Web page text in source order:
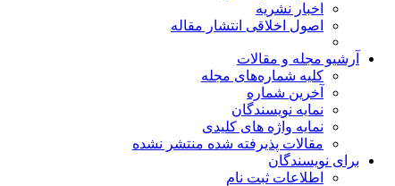
اخبار نشریه
اصول اخلاقی انتشار مقاله
آرشیو مجله و مقالات
کلیه شماره‌های مجله
آخرین شماره
نمایه نویسندگان
نمایه واژه های کلیدی
مقالات پذیرفته شده منتشر نشده
برای نویسندگان
اطلاعات ثبت نام